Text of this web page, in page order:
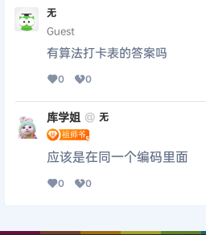
无
Guest
有算法打卡表的答案吗
0 0
库学姐 @ 无
应该是在同一个编码里面
0 0